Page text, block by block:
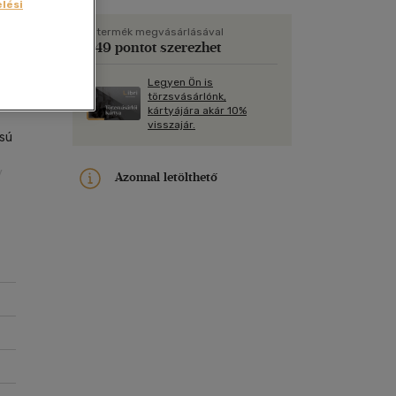
Képeslap
Papír, írószer
Vallás, mitológia
A termék megvásárlásával
249 pontot szerezhet
Legyen Ön is
törzsvásárlónk,
kártyájára akár 10%
visszajár.
Azonnal letölthető